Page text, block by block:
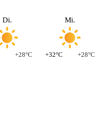
Di.
+28°C
Mi.
+32°C +28°C